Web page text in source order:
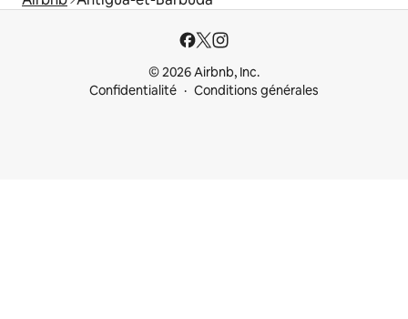
© 2026 Airbnb, Inc.
Confidentialité
Conditions générales